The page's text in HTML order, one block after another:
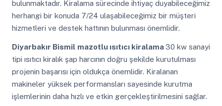
bulunmaktadır. Kiralama sürecinde ihtiyaç duyabileceğimiz
herhangi bir konuda 7/24 ulaşabileceğimiz bir müşteri
hizmetleri ve destek hattının bulunması önemlidir.
Diyarbakır Bismil mazotlu ısıtıcı kiralama30 kw sanayi
tipi ısıtıcı kiralık şap harcının doğru şekilde kurutulması
projenin başarısı için oldukça önemlidir. Kiralanan
makineler yüksek performansları sayesinde kurutma
işlemlerinin daha hızlı ve etkin gerçekleştirilmesini sağlar.